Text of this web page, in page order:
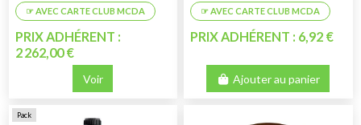
PRIX ADHÉRENT :
2 262,00 €
Voir
PRIX ADHÉRENT : 6,92 €
Ajouter au panier
Pack